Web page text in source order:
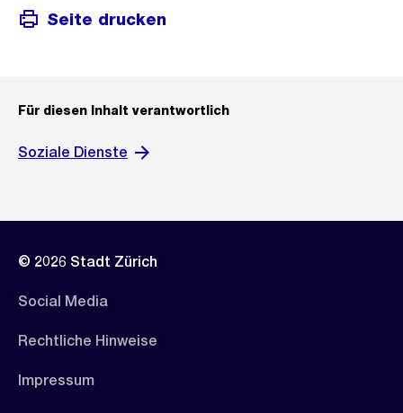
Seite drucken
Für diesen Inhalt verantwortlich
Soziale Dienste
© 2026 Stadt Zürich
Social Media
Rechtliche Hinweise
Impressum